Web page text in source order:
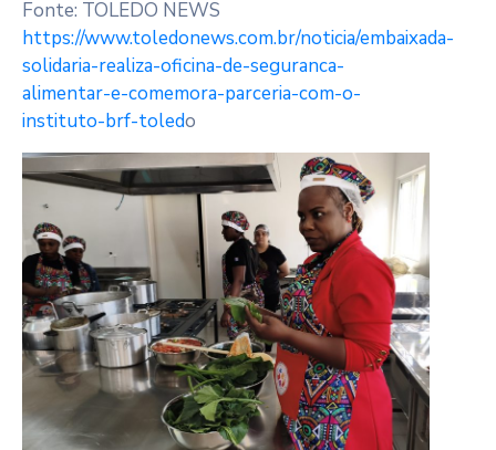
Fonte: TOLEDO NEWS
https://www.toledonews.com.br/noticia/embaixada-
solidaria-realiza-oficina-de-seguranca-
alimentar-e-comemora-parceria-com-o-
instituto-brf-toledo